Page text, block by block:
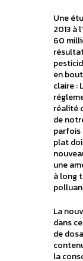
Une
2013 à
60
en
claire :
réalité
de
parfois
plat
une
à long
La
dans
de
la